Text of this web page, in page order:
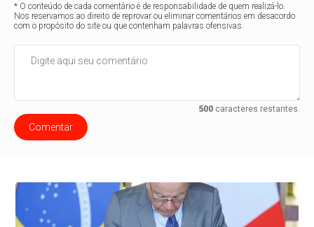
* O conteúdo de cada comentário é de responsabilidade de quem realizá-lo.
Nos reservamos ao direito de reprovar ou eliminar comentários em desacordo
com o propósito do site ou que contenham palavras ofensivas.
500caracteres restantes.
Comentar